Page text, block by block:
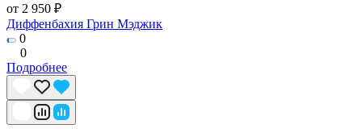
от 2 950 ₽
Диффенбахия Грин Мэджик
0
0
Подробнее